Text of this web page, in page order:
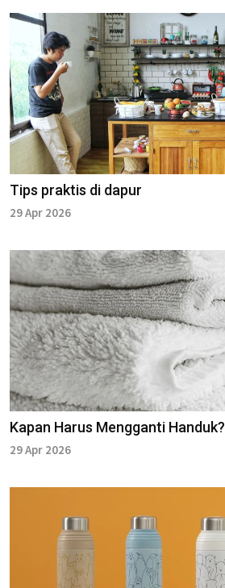
Tips praktis di dapur
29 Apr 2026
Kapan Harus Mengganti Handuk?
29 Apr 2026